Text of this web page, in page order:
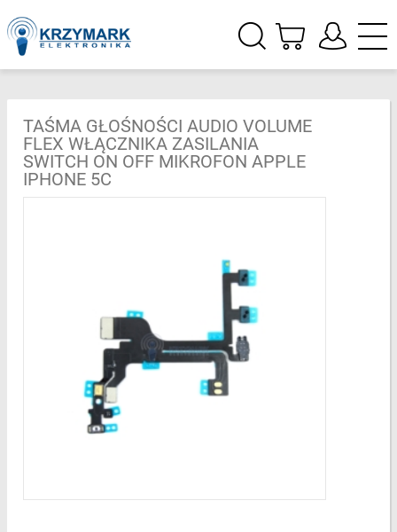
TAŚMA GŁOŚNOŚCI AUDIO VOLUME
FLEX WŁĄCZNIKA ZASILANIA
SWITCH ON OFF MIKROFON APPLE
IPHONE 5C